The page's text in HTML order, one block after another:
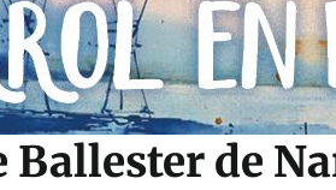
Ballester de